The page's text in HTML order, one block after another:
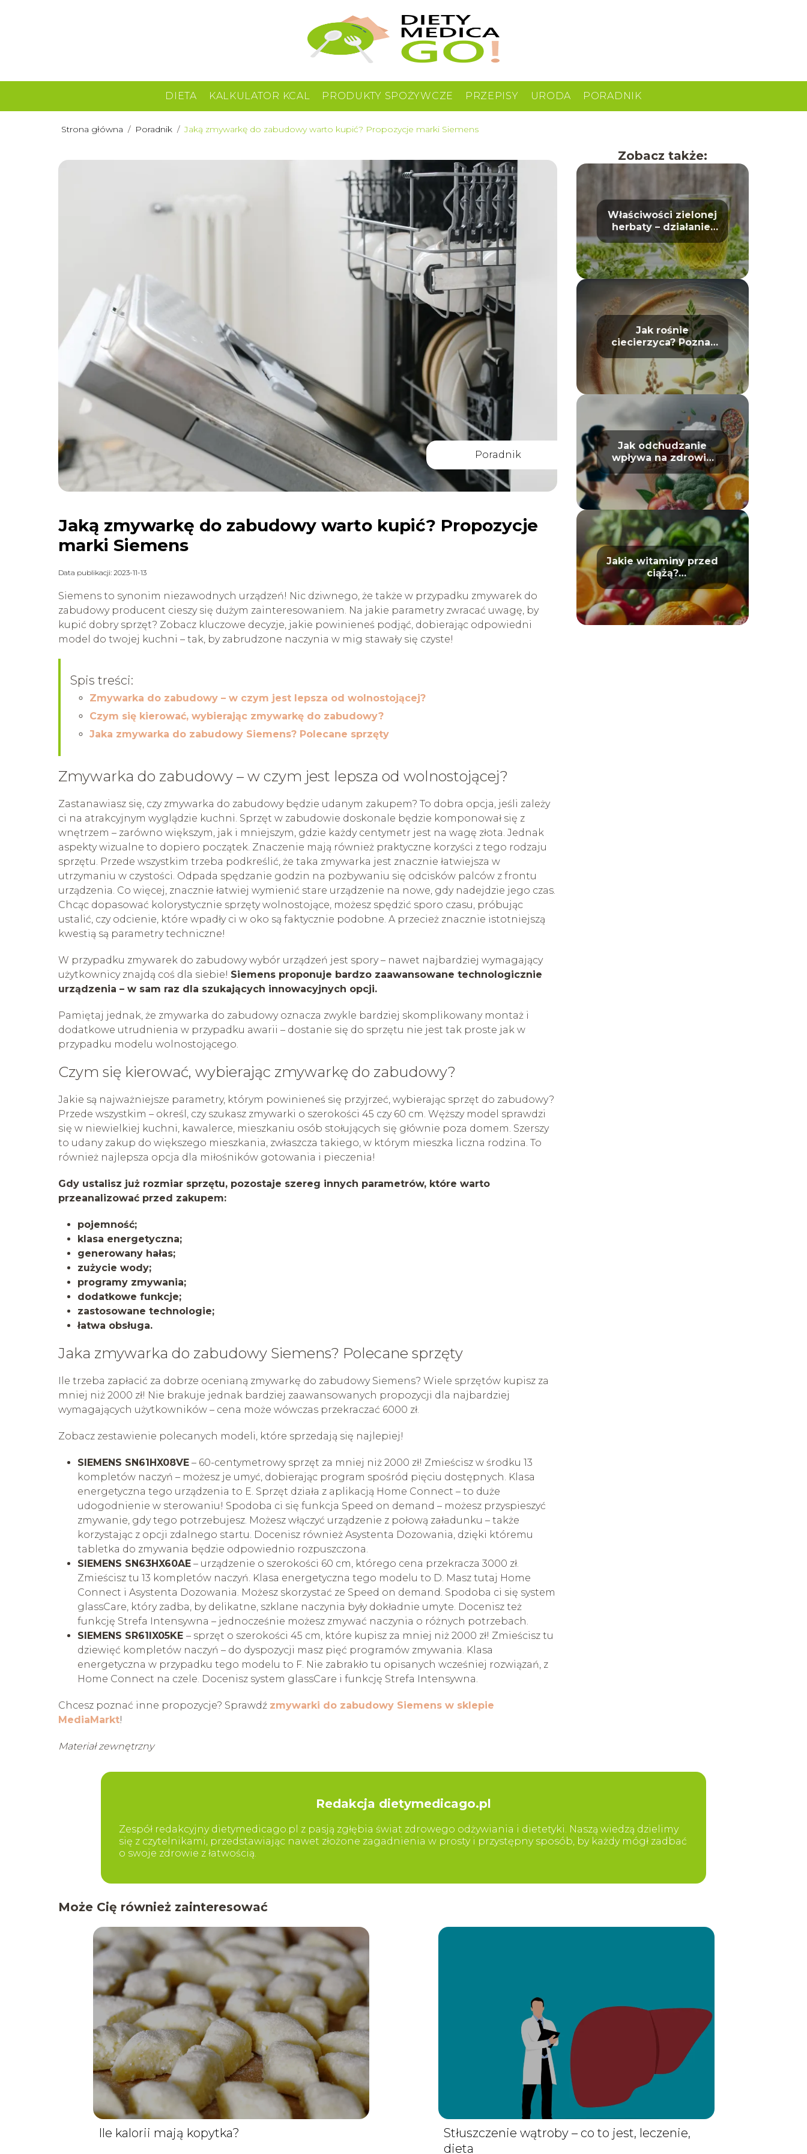
DIETA KALKULATOR KCAL PRODUKTY SPOŻYWCZE PRZEPISY URODA PORADNIK
Strona główna / Poradnik /Jaką zmywarkę do zabudowy warto kupić? Propozycje marki Siemens
Poradnik
Jaką zmywarkę do zabudowy warto kupić? Propozycje
marki Siemens
Data publikacji: 2023-11-13
Siemens to synonim niezawodnych urządzeń! Nic dziwnego, że także w przypadku zmywarek do
zabudowy producent cieszy się dużym zainteresowaniem. Na jakie parametry zwracać uwagę, by
kupić dobry sprzęt? Zobacz kluczowe decyzje, jakie powinieneś podjąć, dobierając odpowiedni
model do twojej kuchni – tak, by zabrudzone naczynia w mig stawały się czyste!
Spis treści:
Zmywarka do zabudowy – w czym jest lepsza od wolnostojącej?
Czym się kierować, wybierając zmywarkę do zabudowy?
Jaka zmywarka do zabudowy Siemens? Polecane sprzęty
Zmywarka do zabudowy – w czym jest lepsza od wolnostojącej?
Zastanawiasz się, czy zmywarka do zabudowy będzie udanym zakupem? To dobra opcja, jeśli zależy
ci na atrakcyjnym wyglądzie kuchni. Sprzęt w zabudowie doskonale będzie komponował się z
wnętrzem – zarówno większym, jak i mniejszym, gdzie każdy centymetr jest na wagę złota. Jednak
aspekty wizualne to dopiero początek. Znaczenie mają również praktyczne korzyści z tego rodzaju
sprzętu. Przede wszystkim trzeba podkreślić, że taka zmywarka jest znacznie łatwiejsza w
utrzymaniu w czystości. Odpada spędzanie godzin na pozbywaniu się odcisków palców z frontu
urządzenia. Co więcej, znacznie łatwiej wymienić stare urządzenie na nowe, gdy nadejdzie jego czas.
Chcąc dopasować kolorystycznie sprzęty wolnostojące, możesz spędzić sporo czasu, próbując
ustalić, czy odcienie, które wpadły ci w oko są faktycznie podobne. A przecież znacznie istotniejszą
kwestią są parametry techniczne!
W przypadku zmywarek do zabudowy wybór urządzeń jest spory – nawet najbardziej wymagający
użytkownicy znajdą coś dla siebie! Siemens proponuje bardzo zaawansowane technologicznie
urządzenia – w sam raz dla szukających innowacyjnych opcji.
Pamiętaj jednak, że zmywarka do zabudowy oznacza zwykle bardziej skomplikowany montaż i
dodatkowe utrudnienia w przypadku awarii – dostanie się do sprzętu nie jest tak proste jak w
przypadku modelu wolnostojącego.
Czym się kierować, wybierając zmywarkę do zabudowy?
Jakie są najważniejsze parametry, którym powinieneś się przyjrzeć, wybierając sprzęt do zabudowy?
Przede wszystkim – określ, czy szukasz zmywarki o szerokości 45 czy 60 cm. Węższy model sprawdzi
się w niewielkiej kuchni, kawalerce, mieszkaniu osób stołujących się głównie poza domem. Szerszy
to udany zakup do większego mieszkania, zwłaszcza takiego, w którym mieszka liczna rodzina. To
również najlepsza opcja dla miłośników gotowania i pieczenia!
Gdy ustalisz już rozmiar sprzętu, pozostaje szereg innych parametrów, które warto
przeanalizować przed zakupem:
pojemność;
klasa energetyczna;
generowany hałas;
zużycie wody;
programy zmywania;
dodatkowe funkcje;
zastosowane technologie;
łatwa obsługa.
Jaka zmywarka do zabudowy Siemens? Polecane sprzęty
Ile trzeba zapłacić za dobrze ocenianą zmywarkę do zabudowy Siemens? Wiele sprzętów kupisz za
mniej niż 2000 zł! Nie brakuje jednak bardziej zaawansowanych propozycji dla najbardziej
wymagających użytkowników – cena może wówczas przekraczać 6000 zł.
Zobacz zestawienie polecanych modeli, które sprzedają się najlepiej!
SIEMENS SN61HX08VE – 60-centymetrowy sprzęt za mniej niż 2000 zł! Zmieścisz w środku 13
kompletów naczyń – możesz je umyć, dobierając program spośród pięciu dostępnych. Klasa
energetyczna tego urządzenia to E. Sprzęt działa z aplikacją Home Connect – to duże
udogodnienie w sterowaniu! Spodoba ci się funkcja Speed on demand – możesz przyspieszyć
zmywanie, gdy tego potrzebujesz. Możesz włączyć urządzenie z połową załadunku – także
korzystając z opcji zdalnego startu. Docenisz również Asystenta Dozowania, dzięki któremu
tabletka do zmywania będzie odpowiednio rozpuszczona.
SIEMENS SN63HX60AE – urządzenie o szerokości 60 cm, którego cena przekracza 3000 zł.
Zmieścisz tu 13 kompletów naczyń. Klasa energetyczna tego modelu to D. Masz tutaj Home
Connect i Asystenta Dozowania. Możesz skorzystać ze Speed on demand. Spodoba ci się system
glassCare, który zadba, by delikatne, szklane naczynia były dokładnie umyte. Docenisz też
funkcję Strefa Intensywna – jednocześnie możesz zmywać naczynia o różnych potrzebach.
SIEMENS SR61IX05KE – sprzęt o szerokości 45 cm, które kupisz za mniej niż 2000 zł! Zmieścisz tu
dziewięć kompletów naczyń – do dyspozycji masz pięć programów zmywania. Klasa
energetyczna w przypadku tego modelu to F. Nie zabrakło tu opisanych wcześniej rozwiązań, z
Home Connect na czele. Docenisz system glassCare i funkcję Strefa Intensywna.
Chcesz poznać inne propozycje? Sprawdź zmywarki do zabudowy Siemens w sklepie
MediaMarkt!
Materiał zewnętrzny
Zobacz także:
Właściwości zielonej
herbaty – działanie,
korzyści i wpływ na
zdrowie
Jak rośnie
ciecierzyca? Poznaj
jej cykl życia
Jak odchudzanie
wpływa na zdrowie
psychiczne: mit czy
prawda?
Jakie witaminy przed
ciążą?
Przygotowanie do
macierzyństwa
Redakcja dietymedicago.pl
Zespół redakcyjny dietymedicago.pl z pasją zgłębia świat zdrowego odżywiania i dietetyki. Naszą wiedzą dzielimy
się z czytelnikami, przedstawiając nawet złożone zagadnienia w prosty i przystępny sposób, by każdy mógł zadbać
o swoje zdrowie z łatwością.
Może Cię również zainteresować
Ile kalorii mają kopytka?
Stłuszczenie wątroby – co to jest, leczenie,
dieta